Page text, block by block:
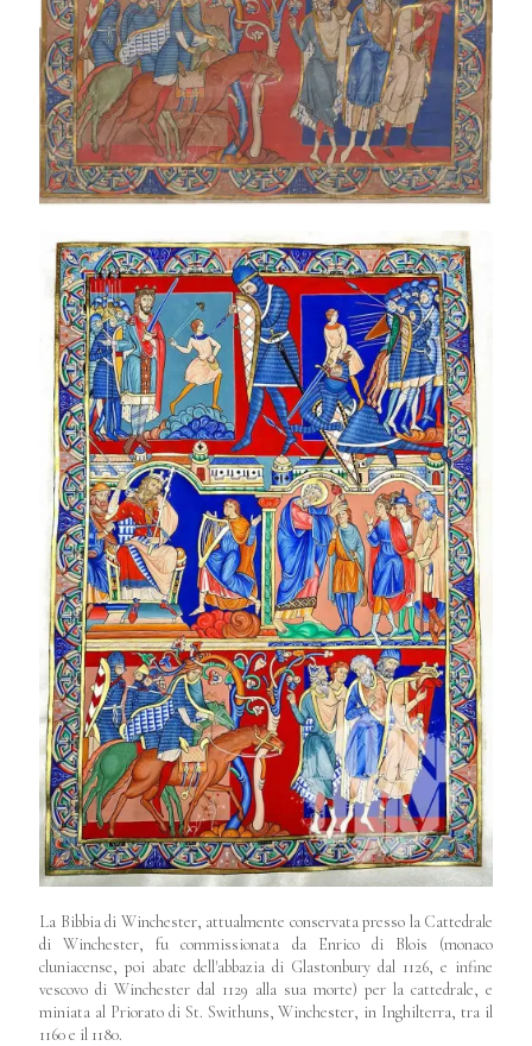
La Bibbia di Winchester, attualmente conservata presso la Cattedrale
di Winchester, fu commissionata da Enrico di Blois (monaco
cluniacense, poi abate dell'abbazia di Glastonbury dal 1126, e infine
vescovo di Winchester dal 1129 alla sua morte) per la cattedrale, e
miniata al Priorato di St. Swithuns, Winchester, in Inghilterra, tra il
1160 e il 1180.